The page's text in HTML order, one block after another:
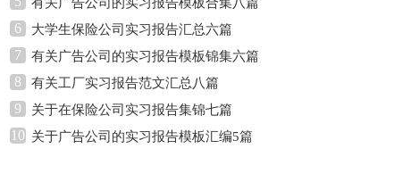
6 大学生保险公司实习报告汇总六篇
7 有关广告公司的实习报告模板锦集六篇
8 有关工厂实习报告范文汇总八篇
9 关于在保险公司实习报告集锦七篇
10 关于广告公司的实习报告模板汇编5篇